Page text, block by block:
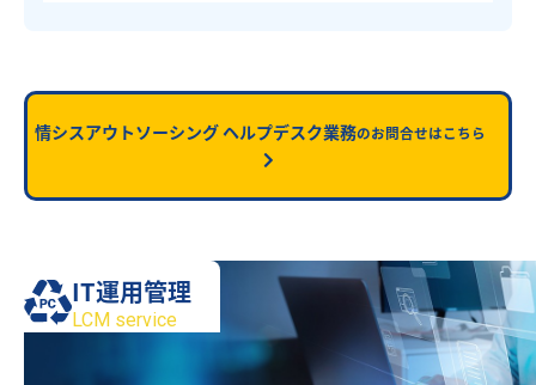
情シスアウトソーシング ヘルプデスク業務のお問合せはこちら
IT運用管理
LCM service